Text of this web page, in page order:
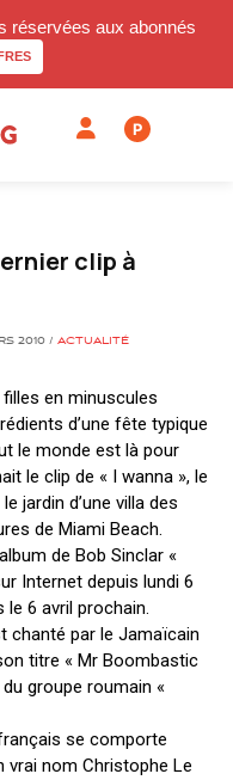
réservées aux abonnés
P
clip à
2010 / ACTUALITÉ
en minuscules
d’une fête typique
le monde est là pour
le clip de « I wanna », le
jardin d’une villa des
de Miami Beach.
de Bob Sinclar «
Internet depuis lundi 6
6 avril prochain.
chanté par le Jamaïcain
titre « Mr Boombastic
groupe roumain «
se comporte
vrai nom Christophe Le